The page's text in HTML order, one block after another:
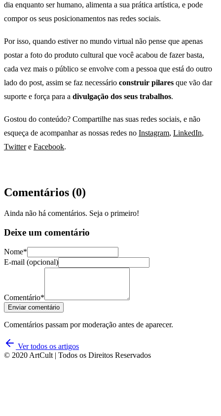
dia enquanto ser humano, alimenta a sua prática artística, e pode
compor os seus posicionamentos nas redes sociais.
Por isso, quando estiver no mundo virtual não pense que apenas
postar a foto do produto cultural que você acabou de fazer basta,
cada vez mais o público se envolve com a pessoa que está do outro
lado do post, assim se faz necessário construir pilares que vão dar
suporte e força para a divulgação dos seus trabalhos.
Gostou do conteúdo? Compartilhe nas suas redes sociais, e não
esqueça de acompanhar as nossas redes no Instagram, LinkedIn,
Twittere Facebook.
Comentários (0)
Ainda não há comentários. Seja o primeiro!
Deixe um comentário
Nome*
E-mail (opcional)
Comentário*
Enviar comentário
Comentários passam por moderação antes de aparecer.
Ver todos os artigos
© 2020 ArtCult | Todos os Direitos Reservados